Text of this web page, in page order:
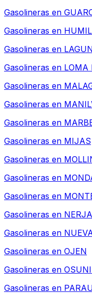
Gasolineras en
Gasolineras en
Gasolineras en
Gasolineras en LOMA
Gasolineras en
Gasolineras en
Gasolineras en
Gasolineras en MIJAS
Gasolineras en
Gasolineras en
Gasolineras en
Gasolineras en NERJA
Gasolineras en
Gasolineras en OJEN
Gasolineras en
Gasolineras en